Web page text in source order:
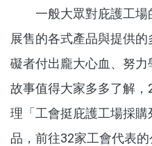
一般大眾對庇護工場
展售的各式產品與提供
礙者付出龐大心血、努
故事值得大家多多了解
理「工會挺庇護工場採
品，前往32家工會代表